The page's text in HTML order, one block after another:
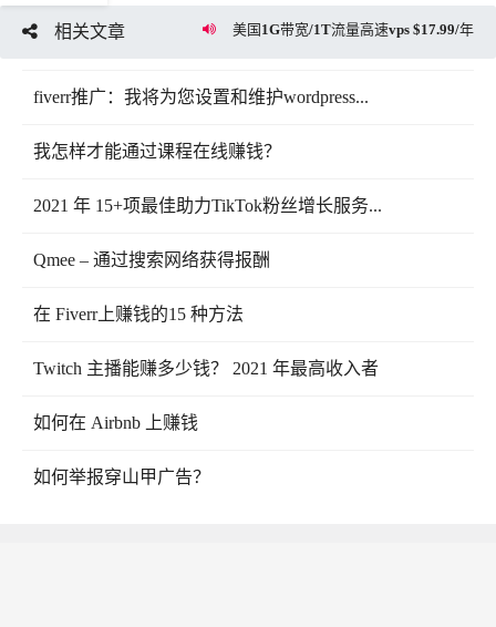
相关文章 美国1G带宽/1T流量高速vps $17.99/年
fiverr推广：我将为您设置和维护wordpress...
我怎样才能通过课程在线赚钱？
2021 年 15+项最佳助力TikTok粉丝增长服务...
Qmee – 通过搜索网络获得报酬
在 Fiverr上赚钱的15 种方法
Twitch 主播能赚多少钱？ 2021 年最高收入者
如何在 Airbnb 上赚钱
如何举报穿山甲广告？